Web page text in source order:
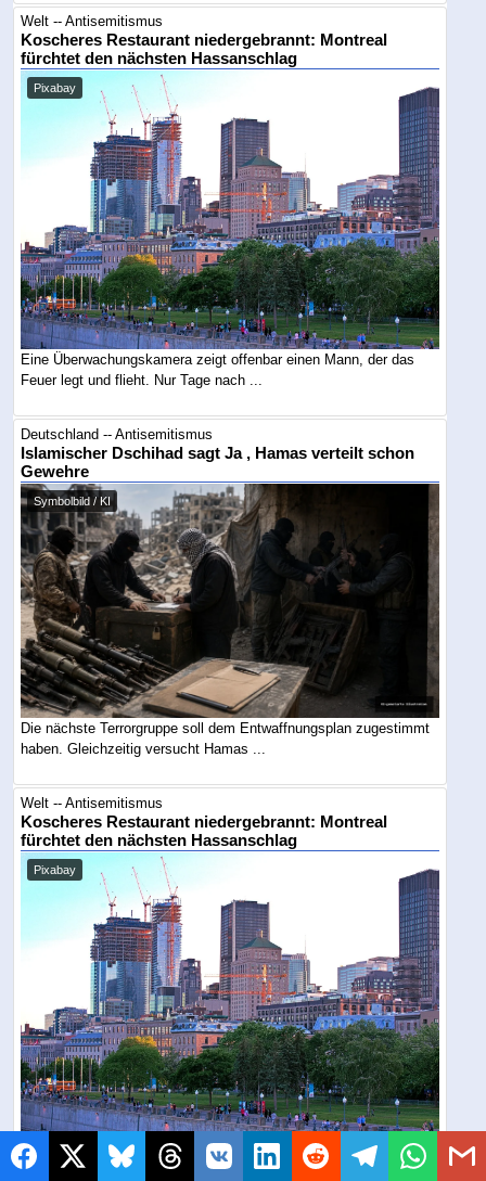
Welt -- Antisemitismus
Koscheres Restaurant niedergebrannt: Montreal
fürchtet den nächsten Hassanschlag
Pixabay
Eine Überwachungskamera zeigt offenbar einen Mann, der das
Feuer legt und flieht. Nur Tage nach ...
Deutschland -- Antisemitismus
Islamischer Dschihad sagt Ja , Hamas verteilt schon
Gewehre
Symbolbild / KI
Die nächste Terrorgruppe soll dem Entwaffnungsplan zugestimmt
haben. Gleichzeitig versucht Hamas ...
Welt -- Antisemitismus
Koscheres Restaurant niedergebrannt: Montreal
fürchtet den nächsten Hassanschlag
Pixabay
Eine Überwachungskamera zeigt offenbar einen Mann, der das
Feuer legt und flieht. Nur Tage nach ...